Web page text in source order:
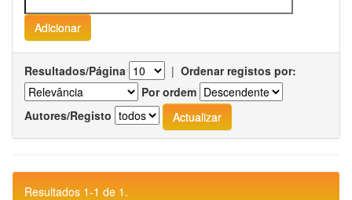
Resultados/Página | Ordenar registos por:
Por ordem
Autores/Registo
Resultados 1-1 de 1.